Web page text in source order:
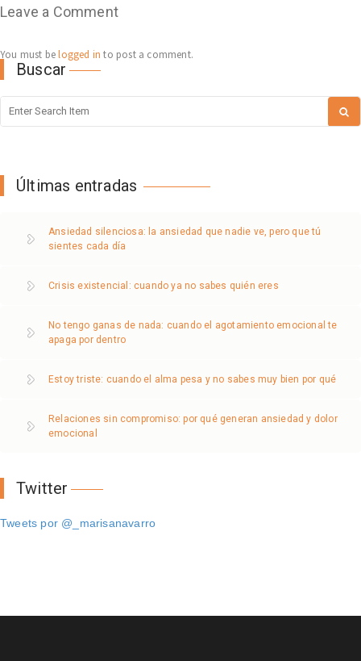
Leave a Comment
You must belogged in to post a comment.
Buscar
Últimas entradas
Ansiedad silenciosa: la ansiedad que nadie ve, pero que tú
sientes cada día
Crisis existencial: cuando ya no sabes quién eres
No tengo ganas de nada: cuando el agotamiento emocional te
apaga por dentro
Estoy triste: cuando el alma pesa y no sabes muy bien por qué
Relaciones sin compromiso: por qué generan ansiedad y dolor
emocional
Twitter
Tweets por @_marisanavarro